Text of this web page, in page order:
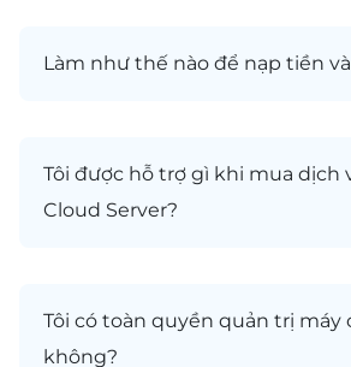
Làm như thế nào để nạp tiền
Tôi được hỗ trợ gì khi mua dịch
Cloud Server?
Tôi có toàn quyền quản trị máy
không?